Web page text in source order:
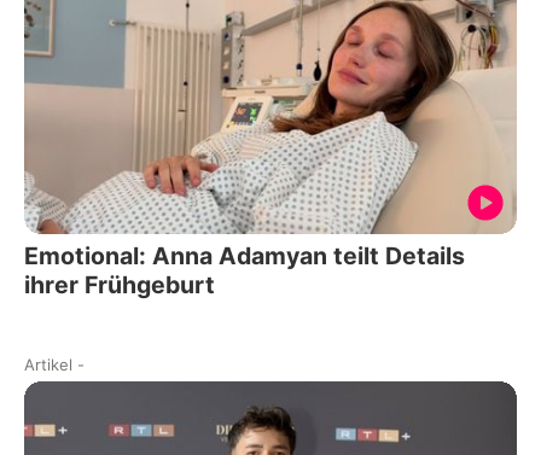
Emotional: Anna Adamyan teilt Details
ihrer Frühgeburt
Artikel -